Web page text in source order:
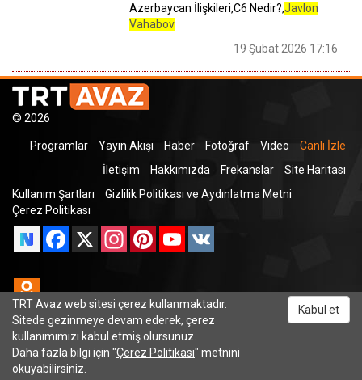
Azerbaycan İlişkileri,C6 Nedir?,Javlon
Vahabov
19 Şubat 2026 17:16
© 2026
Programlar Yayın Akışı Haber Fotoğraf Video
Canlı İzle
İletişim
Hakkımızda Frekanslar
Site Haritası
Kullanım Şartları
Gizlilik Politikası ve Aydınlatma Metni
Çerez Politikası
Facebook
X InstagramPinterestYouTube
TRT Avaz web sitesi çerez kullanmaktadır.
Sitede gezinmeye devam ederek, çerez
kullanımımızı kabul etmiş olursunuz.
Daha fazla bilgi için "Çerez Politikası" metnini
okuyabilirsiniz.
Kabul et